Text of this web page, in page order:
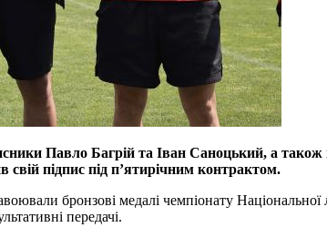
Павло Багрій та Іван Саноцький, а
підпис під пʼятирічним контрактом.
бронзові медалі чемпіонату
передачі.